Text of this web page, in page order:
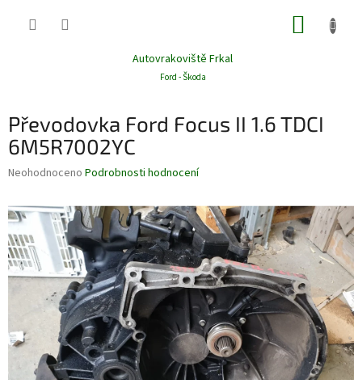
Autovrakoviště Frkal
Ford - Škoda
Převodovka Ford Focus II 1.6 TDCI
6M5R7002YC
Průměrné
produktu
je
0,0
z
5
hvězdiček.
Neohodnoceno Podrobnosti hodnocení